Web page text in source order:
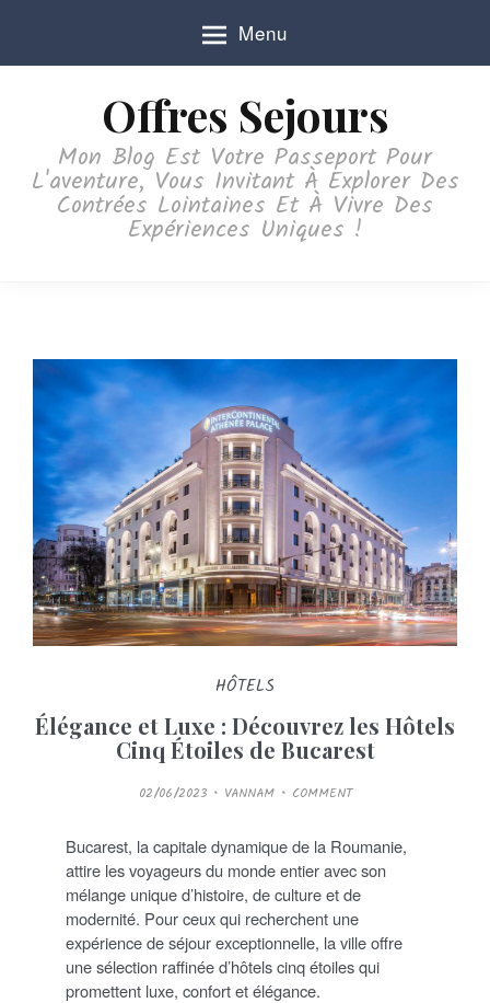
Menu
Offres Sejours
Mon Blog Est Votre Passeport Pour
L'aventure, Vous Invitant À Explorer Des
Contrées Lointaines Et À Vivre Des
Expériences Uniques !
HÔTELS
Élégance et Luxe : Découvrez les Hôtels
Cinq Étoiles de Bucarest
P
O
E
D
O
N
02/06/2023 VANNAM COMMENT
Bucarest, la capitale dynamique de la Roumanie,
attire les voyageurs du monde entier avec son
mélange unique d’histoire, de culture et de
modernité. Pour ceux qui recherchent une
expérience de séjour exceptionnelle, la ville offre
une sélection raffinée d’hôtels cinq étoiles qui
promettent luxe, confort et élégance.